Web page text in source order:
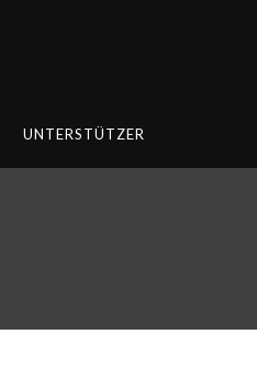
UNTERSTÜTZER